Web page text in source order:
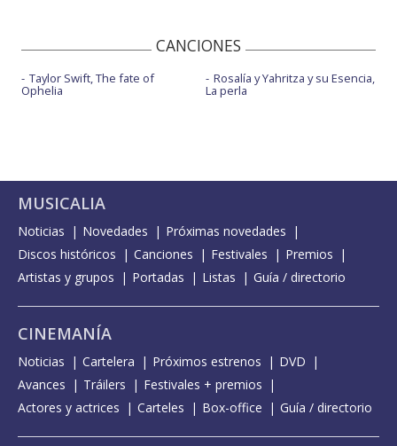
CANCIONES
Taylor Swift, The fate of
Ophelia
Rosalía y Yahritza y su Esencia,
La perla
MUSICALIA
Noticias Novedades
Próximas novedades
Discos históricos
Canciones Festivales
Premios
Artistas y grupos
Portadas Listas Guía / directorio
CINEMANÍA
Noticias Cartelera Próximos estrenos
DVD
Avances
Tráilers
Festivales + premios
Actores y actrices
Carteles Box-office Guía / directorio